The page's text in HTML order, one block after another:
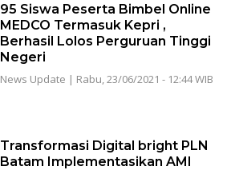
95 Siswa Peserta Bimbel Online
MEDCO Termasuk Kepri ,
Berhasil Lolos Perguruan Tinggi
Negeri
News Update | Rabu, 23/06/2021 - 12:44 WIB
Transformasi Digital bright PLN
Batam Implementasikan AMI